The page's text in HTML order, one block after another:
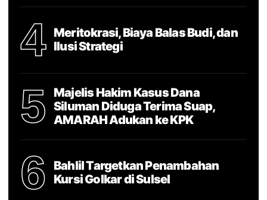
4
Meritokrasi, Biaya Balas Budi, dan
Ilusi Strategi
5
Majelis Hakim Kasus Dana
Siluman Diduga Terima Suap,
AMARAH Adukan ke KPK
6
Bahlil Targetkan Penambahan
Kursi Golkar di Sulsel